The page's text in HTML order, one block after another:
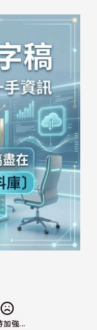
加強...